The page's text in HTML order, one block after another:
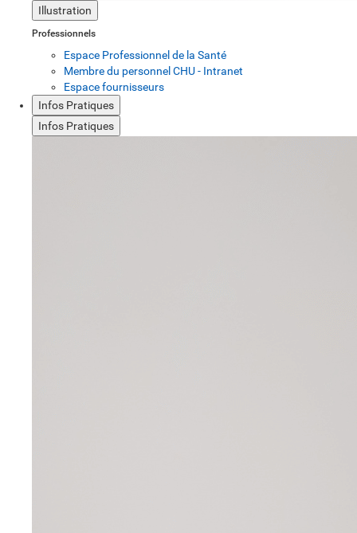
Illustration
Professionnels
Espace Professionnel de la Santé
Membre du personnel CHU - Intranet
Espace fournisseurs
Infos Pratiques
Infos Pratiques